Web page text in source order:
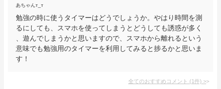
あちゃんт_т
勉強の時に使うタイマーはどうでしょうか。やはり時間を測
るにしても、スマホを使ってしまうとどうしても誘惑が多く
、遊んでしまうかと思いますので、スマホから離れるという
意味でも勉強用のタイマーを利用してみると捗るかと思いま
す！
全てのおすすめコメント (1件) >